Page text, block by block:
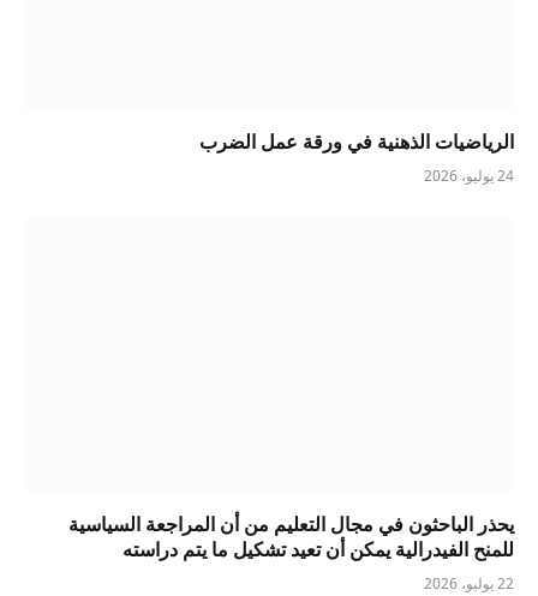
الرياضيات الذهنية في ورقة عمل الضرب
24 يوليو، 2026
يحذر الباحثون في مجال التعليم من أن المراجعة السياسية
للمنح الفيدرالية يمكن أن تعيد تشكيل ما يتم دراسته
22 يوليو، 2026